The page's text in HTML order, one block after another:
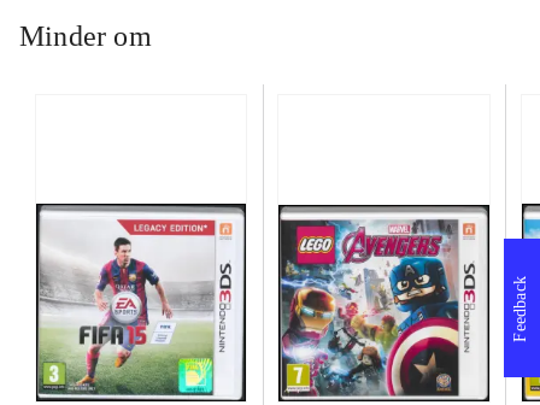
Minder om
Feedback